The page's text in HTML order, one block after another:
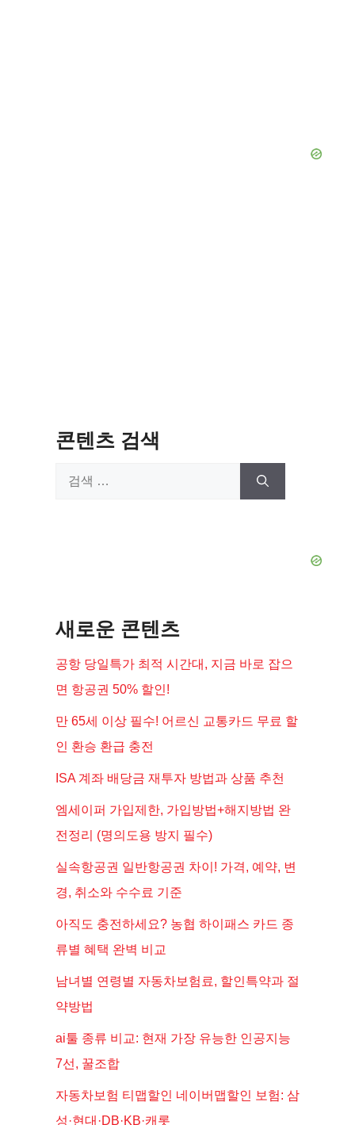
콘텐츠 검색
새로운 콘텐츠
공항 당일특가 최적 시간대, 지금 바로 잡으
면 항공권 50% 할인!
만 65세 이상 필수! 어르신 교통카드 무료 할
인 환승 환급 충전
ISA 계좌 배당금 재투자 방법과 상품 추천
엠세이퍼 가입제한, 가입방법+해지방법 완
전정리 (명의도용 방지 필수)
실속항공권 일반항공권 차이! 가격, 예약, 변
경, 취소와 수수료 기준
아직도 충전하세요? 농협 하이패스 카드 종
류별 혜택 완벽 비교
남녀별 연령별 자동차보험료, 할인특약과 절
약방법
ai툴 종류 비교: 현재 가장 유능한 인공지능
7선, 꿀조합
자동차보험 티맵할인 네이버맵할인 보험: 삼
성·현대·DB·KB·캐롯